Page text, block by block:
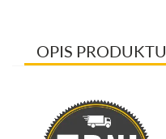
OPIS PRODUKTU